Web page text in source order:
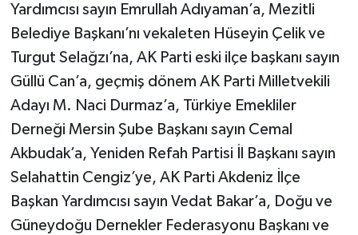
Yardımcısı sayın Emrullah Adıyaman’a, Mezitli
Belediye Başkanı’nı vekaleten Hüseyin Çelik ve
Turgut Selağzı’na, AK Parti eski ilçe başkanı sayın
Güllü Can’a, geçmiş dönem AK Parti Milletvekili
Adayı M. Naci Durmaz’a, Türkiye Emekliler
Derneği Mersin Şube Başkanı sayın Cemal
Akbudak’a, Yeniden Refah Partisi İl Başkanı sayın
Selahattin Cengiz’ye, AK Parti Akdeniz İlçe
Başkan Yardımcısı sayın Vedat Bakar’a, Doğu ve
Güneydoğu Dernekler Federasyonu Başkanı ve